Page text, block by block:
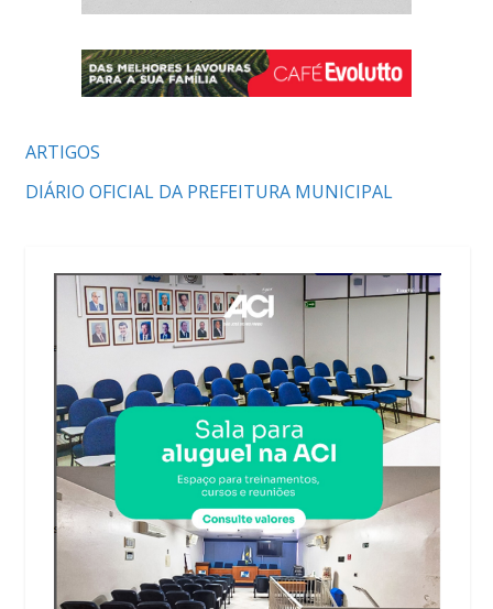
ARTIGOS
DIÁRIO OFICIAL DA PREFEITURA MUNICIPAL